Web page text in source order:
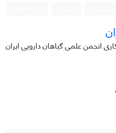
انجمن علمی گیاهان دارویی ایران